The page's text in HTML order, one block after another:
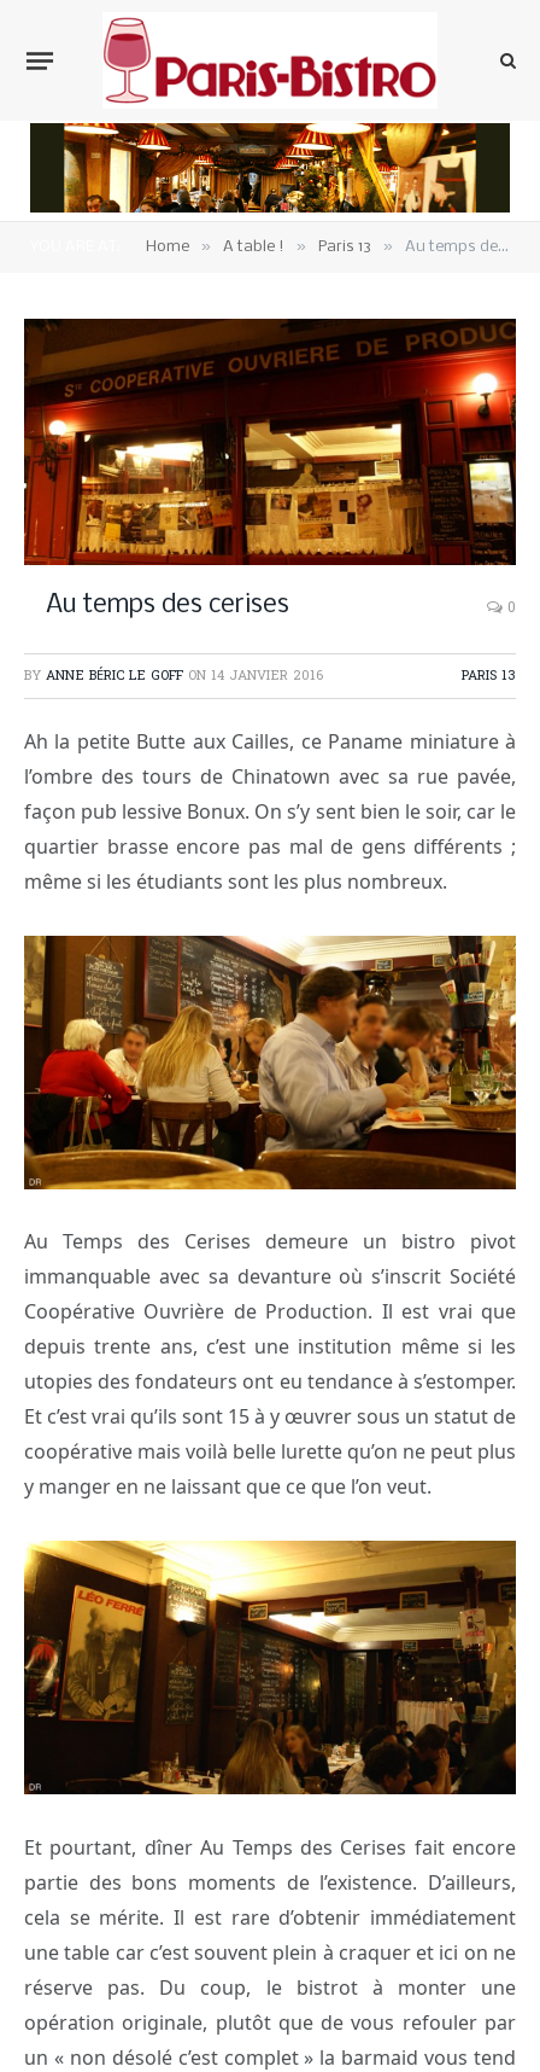
Home » A table ! » Paris 13 » Au temps des cerises
Au temps des cerises 0
BY ANNE BÉRIC LE GOFF ON 14 JANVIER 2016 PARIS 13
Ah la petite Butte aux Cailles, ce Paname miniature à
l’ombre des tours de Chinatown avec sa rue pavée,
façon pub lessive Bonux. On s’y sent bien le soir, car le
quartier brasse encore pas mal de gens différents ;
même si les étudiants sont les plus nombreux.
Au Temps des Cerises demeure un bistro pivot
immanquable avec sa devanture où s’inscrit Société
Coopérative Ouvrière de Production. Il est vrai que
depuis trente ans, c’est une institution même si les
utopies des fondateurs ont eu tendance à s’estomper.
Et c’est vrai qu’ils sont 15 à y œuvrer sous un statut de
coopérative mais voilà belle lurette qu’on ne peut plus
y manger en ne laissant que ce que l’on veut.
Et pourtant, dîner Au Temps des Cerises fait encore
partie des bons moments de l’existence. D’ailleurs,
cela se mérite. Il est rare d’obtenir immédiatement
une table car c’est souvent plein à craquer et ici on ne
réserve pas. Du coup, le bistrot à monter une
opération originale, plutôt que de vous refouler par
un « non désolé c’est complet » la barmaid vous tend